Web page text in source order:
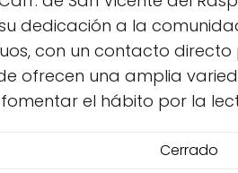
dedicación a la
con un contacto
ofrecen una amplia
el hábito por la
Cerrado